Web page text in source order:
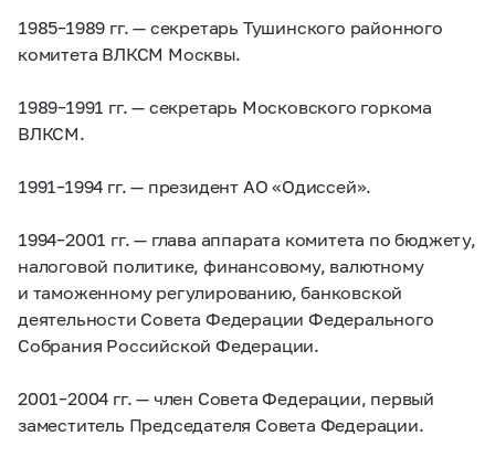
1985–1989 гг. — секретарь Тушинского районного
комитета ВЛКСМ Москвы.
1989–1991 гг. — секретарь Московского горкома
ВЛКСМ.
1991–1994 гг. — президент АО «Одиссей».
1994–2001 гг. — глава аппарата комитета по бюджету,
налоговой политике, финансовому, валютному
и таможенному регулированию, банковской
деятельности Совета Федерации Федерального
Собрания Российской Федерации.
2001–2004 гг. — член Совета Федерации, первый
заместитель Председателя Совета Федерации.